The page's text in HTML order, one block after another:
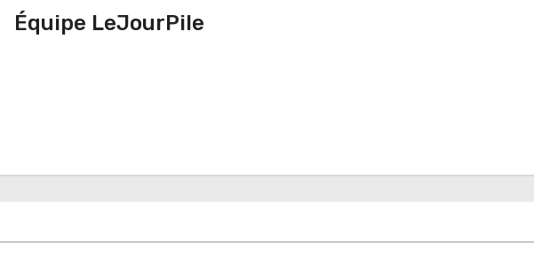
Équipe LeJourPile